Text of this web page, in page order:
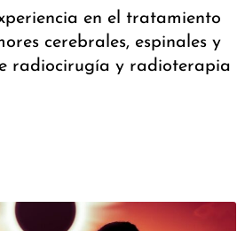
en el tratamiento
cerebrales, espinales y
radiocirugía y radioterapia